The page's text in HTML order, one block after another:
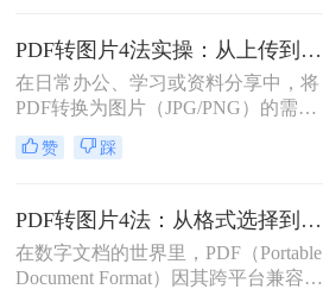
件，但如果你不想使用这些软件，那
么你可以尝试以下方法。
PDF转图片4法实操：从上传到下载的完整步骤和参数设置！
在日常办公、学习或资料分享中，将
PDF转换为图片（JPG/PNG）的需求
十分常见。那么pdf怎么转图片呢？本
文将介绍多种实用方法，满足不同场
赞 踩
PDF转图片4法：从格式选择到DPI设置的完整操作指南！
在数字文档的世界里，PDF（Portable
Document Format）因其跨平台兼容性